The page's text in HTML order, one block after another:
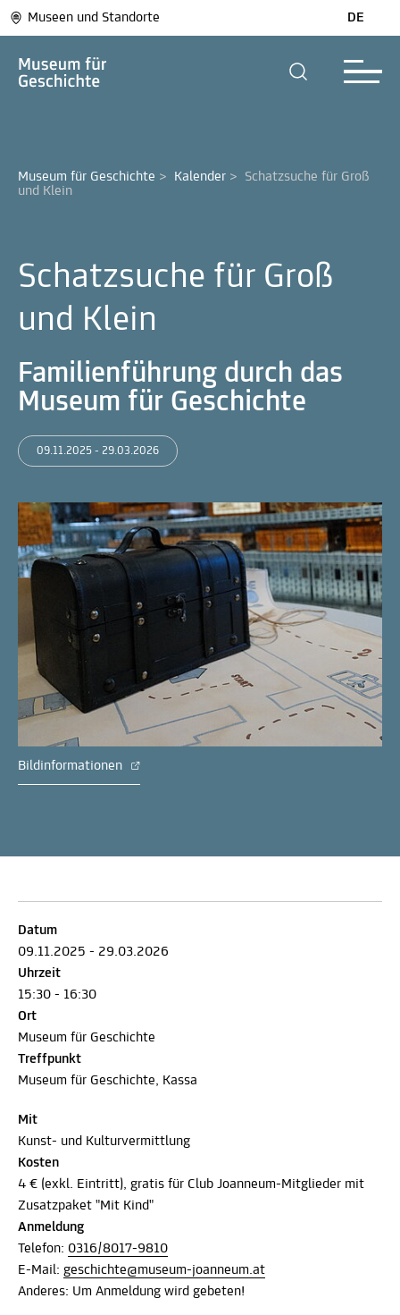
Museen und Standorte DE
Museum für Geschichte > Kalender > Schatzsuche für Groß
und Klein
Schatzsuche für Groß
und Klein
Familienführung durch das
Museum für Geschichte
09.11.2025 - 29.03.2026
Bildinformationen
Datum
09.11.2025 - 29.03.2026
Uhrzeit
15:30 - 16:30
Ort
Museum für Geschichte
Treffpunkt
Museum für Geschichte, Kassa
Mit
Kunst- und Kulturvermittlung
Kosten
4 € (exkl. Eintritt), gratis für Club Joanneum-Mitglieder mit
Zusatzpaket "Mit Kind"
Anmeldung
Telefon: 0316/8017-9810
E-Mail: geschichte@museum-joanneum.at
Anderes: Um Anmeldung wird gebeten!